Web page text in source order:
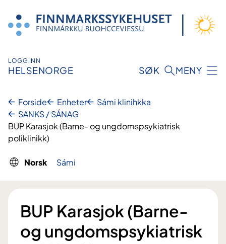
innhold
LOGG INN
HELSENORGE SØK MENY
Forside Enheter
Sámi klinihkka
SANKS / SÁNAG
BUP Karasjok (Barne- og ungdomspsykiatrisk
poliklinikk)
Norsk Sámi
BUP Karasjok (Barne-
og ungdomspsykiatrisk